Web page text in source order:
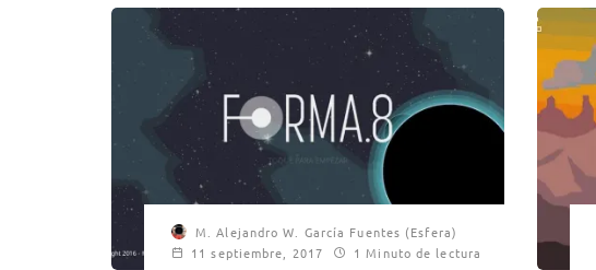
M. Alejandro W. García Fuentes (Esfera)
11 septiembre, 2017
1 Minuto de lectura